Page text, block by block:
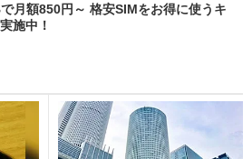
月額850円～ 格安SIMをお得に使うキ
施中！